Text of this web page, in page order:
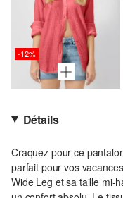
-12%
Détails
Craquez pour ce
parfait pour vos
Wide Leg et sa taille mi-